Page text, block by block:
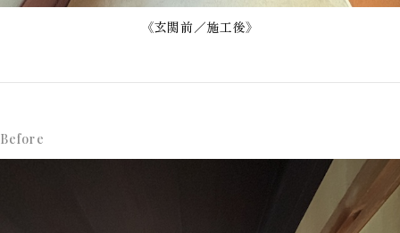
《玄関前／施工後》
Before